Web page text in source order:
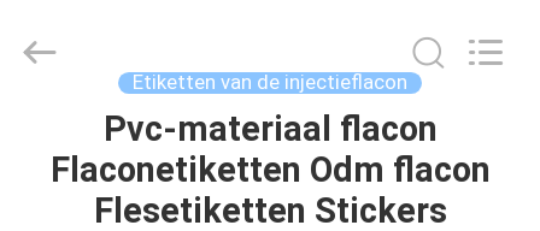
PRODUCTEN
Industry
Etiketten van de injectieflacon
Pvc-materiaal flacon
Flaconetiketten Odm flacon
Flesetiketten Stickers